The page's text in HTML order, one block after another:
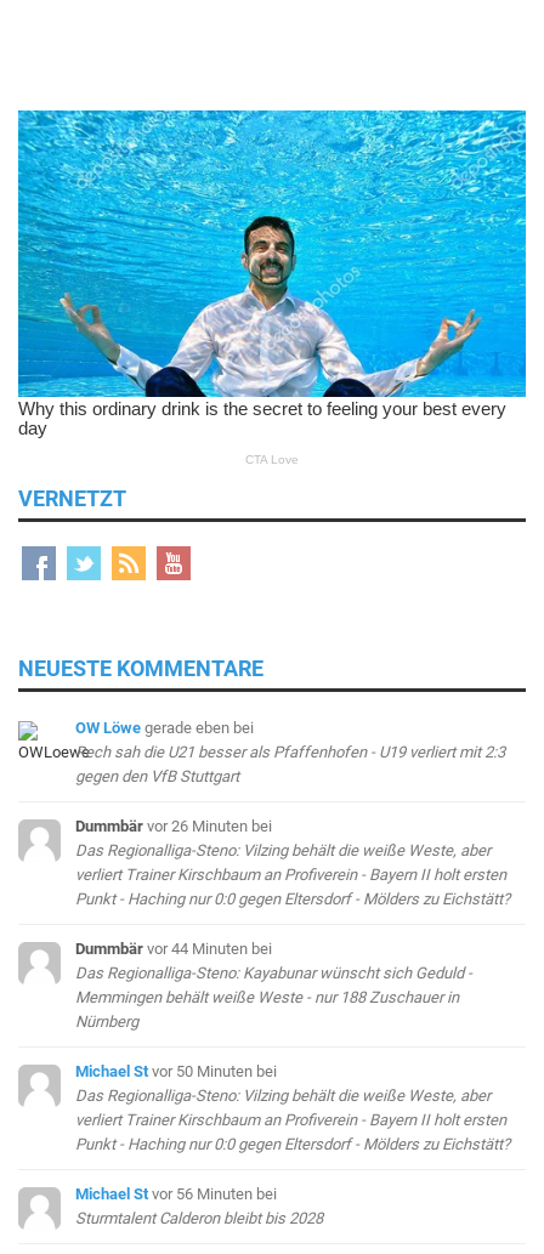
VERNETZT
NEUESTE KOMMENTARE
OW Löwe gerade eben bei
Rech sah die U21 besser als Pfaffenhofen - U19 verliert mit 2:3
gegen den VfB Stuttgart
Dummbär vor 26 Minuten bei
Das Regionalliga-Steno: Vilzing behält die weiße Weste, aber
verliert Trainer Kirschbaum an Profiverein - Bayern II holt ersten
Punkt - Haching nur 0:0 gegen Eltersdorf - Mölders zu Eichstätt?
Dummbär vor 44 Minuten bei
Das Regionalliga-Steno: Kayabunar wünscht sich Geduld -
Memmingen behält weiße Weste - nur 188 Zuschauer in
Nürnberg
Michael St vor 50 Minuten bei
Das Regionalliga-Steno: Vilzing behält die weiße Weste, aber
verliert Trainer Kirschbaum an Profiverein - Bayern II holt ersten
Punkt - Haching nur 0:0 gegen Eltersdorf - Mölders zu Eichstätt?
Michael St vor 56 Minuten bei
Sturmtalent Calderon bleibt bis 2028